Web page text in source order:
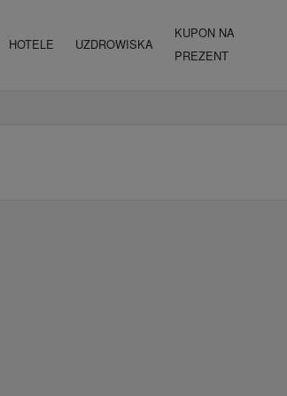
HOTELE UZDROWISKA
KUPON NA
PREZENT